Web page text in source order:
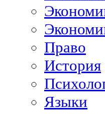
Право
История
Языки